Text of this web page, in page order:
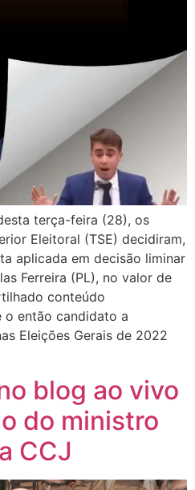
terça-feira (28), os
Eleitoral (TSE) decidiram,
aplicada em decisão liminar
Ferreira (PL), no valor de
conteúdo
então candidato a
Eleições Gerais de 2022
blog ao vivo
do ministro
CCJ